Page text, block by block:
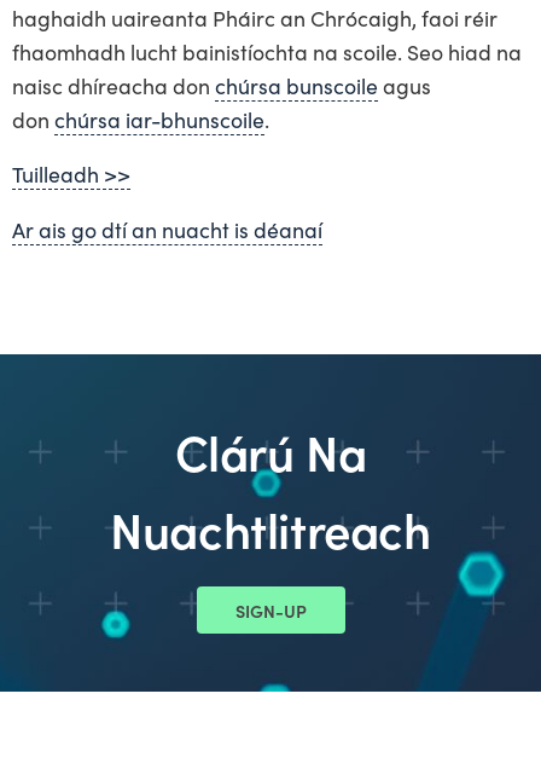
haghaidh uaireanta Pháirc an Chrócaigh, faoi réir
fhaomhadh lucht bainistíochta na scoile. Seo hiad na
naisc dhíreacha don chúrsa bunscoile agus
don chúrsa iar-bhunscoile.
Tuilleadh >>
Ar ais go dtí an nuacht is déanaí
Clárú Na
Nuachtlitreach
SIGN-UP